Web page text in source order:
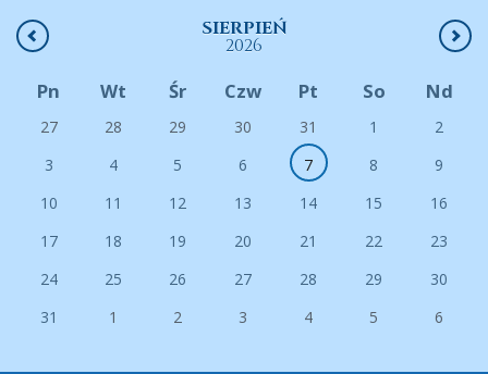
SIERPIEŃ
2026
Pn Wt Śr Czw Pt So Nd
27 28 29 30 31 1
2
3
4 5 6 7 8
9
10
11 12 13 14 15
16
17
18 19 20 21 22
23
24
25 26 27 28 29
30
31
1 2 3 4 5 6